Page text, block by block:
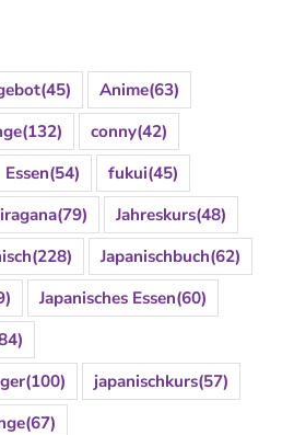
(45) Anime(63)
(132) conny(42)
Essen(54) fukui(45)
(79) Jahreskurs(48)
(228) Japanischbuch(62)
Japanisches Essen(60)
(100) japanischkurs(57)
(67)